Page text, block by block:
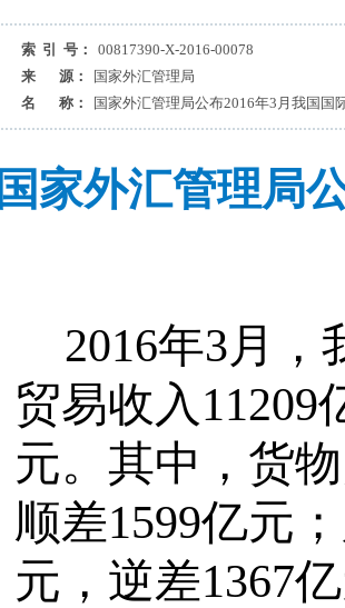
索 引 号：
00817390-X-2016-00078
来 源：
国家外汇管理局
名 称：
国家外汇管理局公布2016年3月我国国
国家外汇管理局
2016年3月，
贸易收入 11209
元。其中，货
顺差1599亿元
元，逆差1367